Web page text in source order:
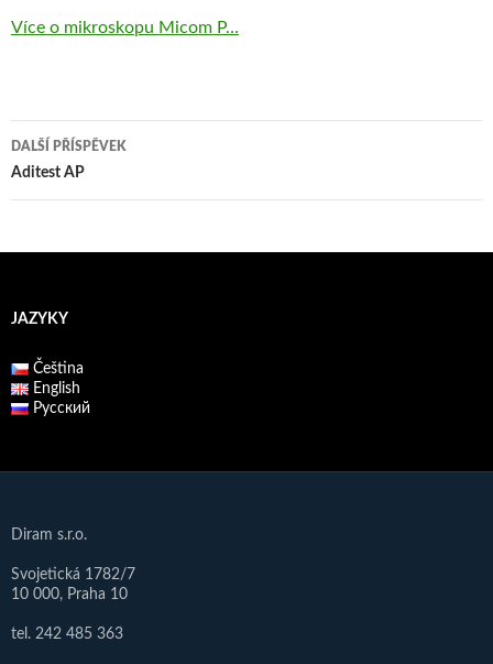
Více o mikroskopu Micom P…
Navigace
pro
DALŠÍ PŘÍSPĚVEK
Aditest AP
JAZYKY
Čeština
English
Русский
Diram s.r.o.
Svojetická 1782/7
10 000, Praha 10
tel. 242 485 363